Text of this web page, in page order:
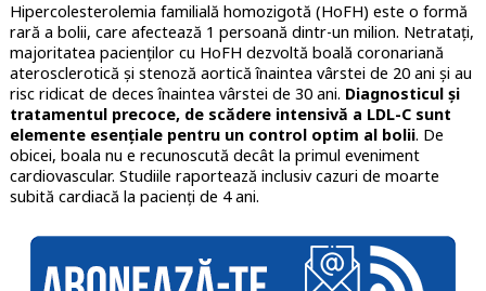
Hipercolesterolemia familială homozigotă (HoFH) este o formă
rară a bolii, care afectează 1 persoană dintr-un milion. Netratați,
majoritatea pacienților cu HoFH dezvoltă boală coronariană
aterosclerotică și stenoză aortică înaintea vârstei de 20 ani și au
risc ridicat de deces înaintea vârstei de 30 ani. Diagnosticul și
tratamentul precoce, de scădere intensivă a LDL-C sunt
elemente esențiale pentru un control optim al bolii. De
obicei, boala nu e recunoscută decât la primul eveniment
cardiovascular. Studiile raportează inclusiv cazuri de moarte
subită cardiacă la pacienți de 4 ani.